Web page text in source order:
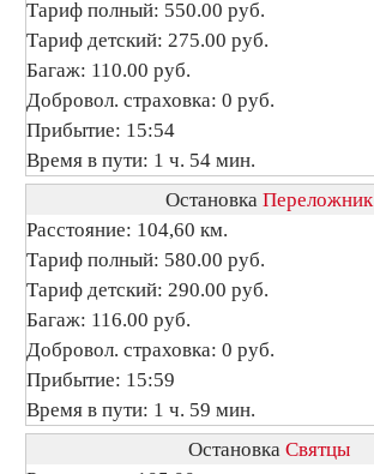
Тариф полный: 550.00 руб.
Тариф детский: 275.00 руб.
Багаж: 110.00 руб.
Добровол. страховка: 0 руб.
Прибытие: 15:54
Время в пути: 1 ч. 54 мин.
Остановка Переложник
Расстояние: 104,60 км.
Тариф полный: 580.00 руб.
Тариф детский: 290.00 руб.
Багаж: 116.00 руб.
Добровол. страховка: 0 руб.
Прибытие: 15:59
Время в пути: 1 ч. 59 мин.
Остановка Святцы